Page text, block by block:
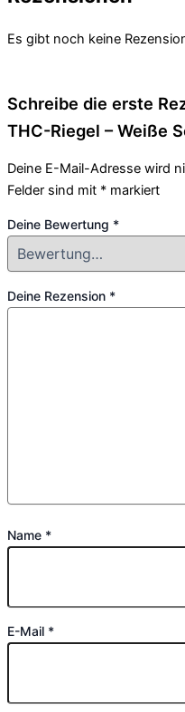
Es gibt noch keine
Schreibe die erste
THC-Riegel – Weiße
Deine E-Mail-Adresse wird
Felder sind mit * markiert
Deine Bewertung *
Deine Rezension *
Name *
E-Mail *